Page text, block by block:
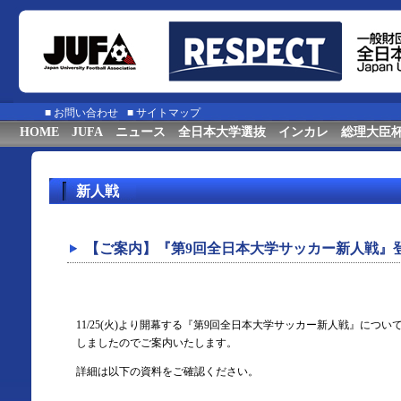
■ お問い合わせ ■ サイトマップ
HOME JUFA ニュース 全日本大学選抜 インカレ 総理大臣
新人戦
【ご案内】『第9回全日本大学サッカー新人戦
11/25(火)より開幕する『第9回全日本大学サッカー新人戦』につい
しましたのでご案内いたします。
詳細は以下の資料をご確認ください。